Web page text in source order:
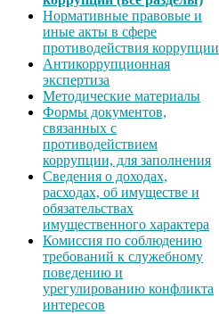
Нормативные правовые и
иные акты в сфере
противодействия коррупции
Антикоррупционная
экспертиза
Методические материалы
Формы документов,
связанных с
противодействием
коррупции, для заполнения
Сведения о доходах,
расходах, об имуществе и
обязательствах
имущественного характера
Комиссия по соблюдению
требований к служебному
поведению и
урегулированию конфликта
интересов